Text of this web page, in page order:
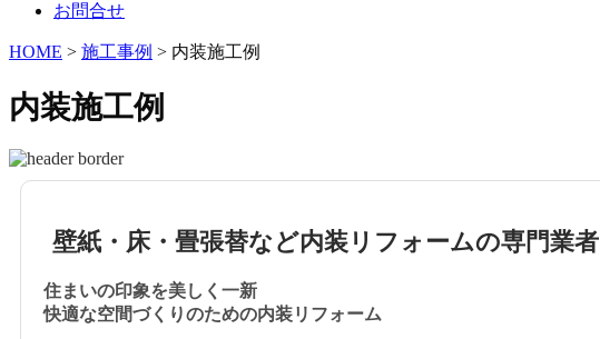
お問合せ
HOME > 施工事例 > 内装施工例
内装施工例
壁紙・床・畳張替など内装リフォームの専門業者
住まいの印象を美しく一新
快適な空間づくりのための内装リフォーム